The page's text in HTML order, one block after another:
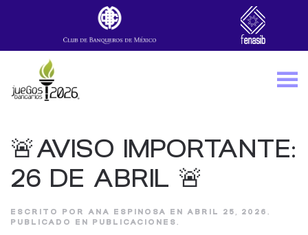
Skip to main content
🚨AVISO IMPORTANTE:
26 DE ABRIL 🚨
ESCRITO POR ANA ESPINOSA EN ABRIL 25, 2026 .
PUBLICADO EN PUBLICACIONES.